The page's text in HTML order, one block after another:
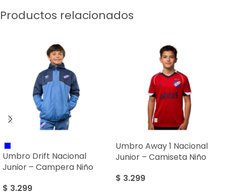
Productos relacionados
Umbro Drift Nacional
Junior – Campera Niño
$ 3.299
Umbro Away 1 Nacional
Junior – Camiseta Niño
$ 3.299